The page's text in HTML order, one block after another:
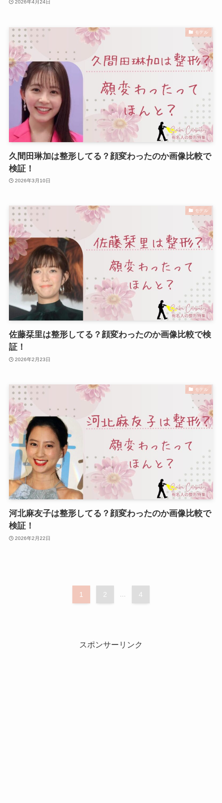
2026年4月24日
モデル
久間田琳加は整形してる？顔変わったのか画像比較で
検証！
2026年3月10日
モデル
佐藤栞里は整形してる？顔変わったのか画像比較で検
証！
2026年2月23日
モデル
河北麻友子は整形してる？顔変わったのか画像比較で
検証！
2026年2月22日
1 2 ... 4
スポンサーリンク